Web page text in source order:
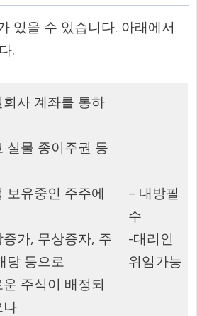
있을 수 있습니다. 아래에서
.
회사 계좌를 통하
실물 종이주권 등
보유중인 주주에
증가, 무상증자, 주
당 등으로
주식이 배정되
나
– 내방필
수
-대리인
위임가능